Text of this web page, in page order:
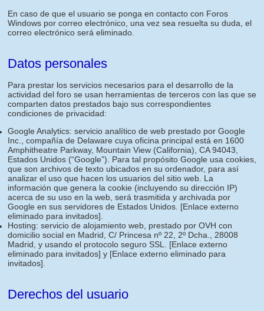
En caso de que el usuario se ponga en contacto con Foros
Windows por correo electrónico, una vez sea resuelta su duda, el
correo electrónico será eliminado.
Datos personales
Para prestar los servicios necesarios para el desarrollo de la
actividad del foro se usan herramientas de terceros con las que se
comparten datos prestados bajo sus correspondientes
condiciones de privacidad:
Google Analytics: servicio analítico de web prestado por Google
Inc., compañía de Delaware cuya oficina principal está en 1600
Amphitheatre Parkway, Mountain View (California), CA 94043,
Estados Unidos (“Google”). Para tal propósito Google usa cookies,
que son archivos de texto ubicados en su ordenador, para así
analizar el uso que hacen los usuarios del sitio web. La
información que genera la cookie (incluyendo su dirección IP)
acerca de su uso en la web, será trasmitida y archivada por
Google en sus servidores de Estados Unidos. [Enlace externo
eliminado para invitados]
Hosting: servicio de alojamiento web, prestado por OVH con
domicilio social en Madrid, C/ Princesa nº 22, 2º Dcha., 28008
Madrid, y usando el protocolo seguro SSL. [Enlace externo
eliminado para invitados] y [Enlace externo eliminado para
invitados]
Derechos del usuario